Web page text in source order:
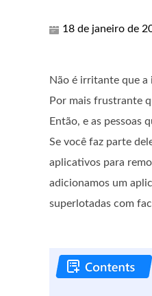
18 de janeiro de
Não é irritante que a
Por mais frustrante
Então, e as pessoas
Se você faz parte
aplicativos para
adicionamos um
superlotadas com